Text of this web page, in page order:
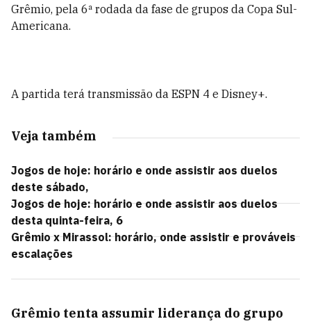
Grêmio, pela 6ª rodada da fase de grupos da Copa Sul-
Americana.
A partida terá transmissão da ESPN 4 e Disney+.
Veja também
Jogos de hoje: horário e onde assistir aos duelos
deste sábado,
Jogos de hoje: horário e onde assistir aos duelos
desta quinta-feira, 6
Grêmio x Mirassol: horário, onde assistir e prováveis
escalações
Grêmio tenta assumir liderança do grupo